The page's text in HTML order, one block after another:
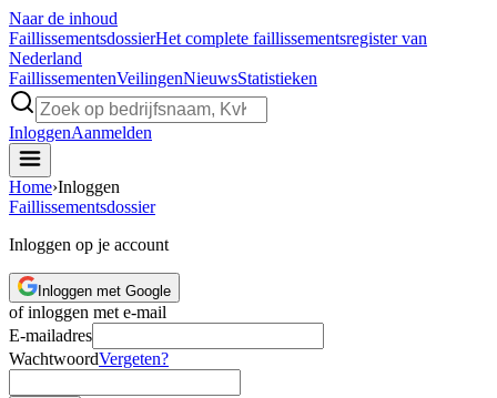
Naar de inhoud
FaillissementsdossierHet complete faillissementsregister van
Nederland
FaillissementenVeilingenNieuwsStatistieken
InloggenAanmelden
Home›Inloggen
Faillissementsdossier
Inloggen op je account
Inloggen met Google
of inloggen met e-mail
E-mailadres
WachtwoordVergeten?